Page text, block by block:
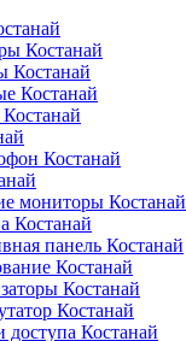
Костанай
Костанай
Костанай
Костанай
мониторы Костанай
Костанай
панель Костанай
Костанай
Костанай
Костанай
доступа Костанай